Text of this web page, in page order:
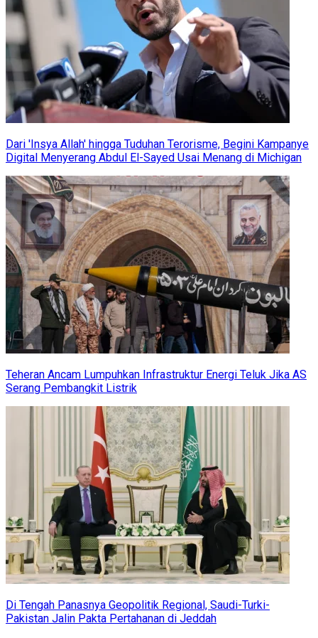
Dari 'Insya Allah' hingga Tuduhan Terorisme, Begini Kampanye
Digital Menyerang Abdul El-Sayed Usai Menang di Michigan
Teheran Ancam Lumpuhkan Infrastruktur Energi Teluk Jika AS
Serang Pembangkit Listrik
Di Tengah Panasnya Geopolitik Regional, Saudi-Turki-
Pakistan Jalin Pakta Pertahanan di Jeddah